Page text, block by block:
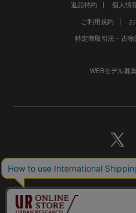
返品特約 個人情
ご利用規約
特定商取引法・古
WEBモデル募